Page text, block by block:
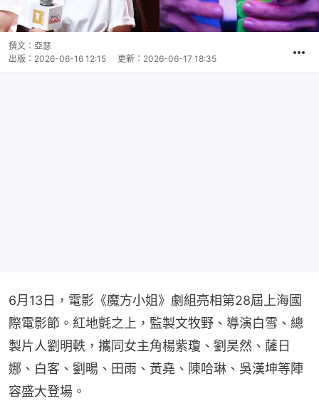
撰文： 亞瑟
出版： 2026-06-16 12:15 更新： 2026-06-17 18:35
6月13日，電影《魔方小姐》劇組亮相第28屆上海國
際電影節。紅地氈之上，監製文牧野、導演白雪、總
製片人劉明軼，攜同女主角楊紫瓊、劉昊然、薩日
娜、白客、劉暘、田雨、黃堯、陳哈琳、吳漢坤等陣
容盛大登場。